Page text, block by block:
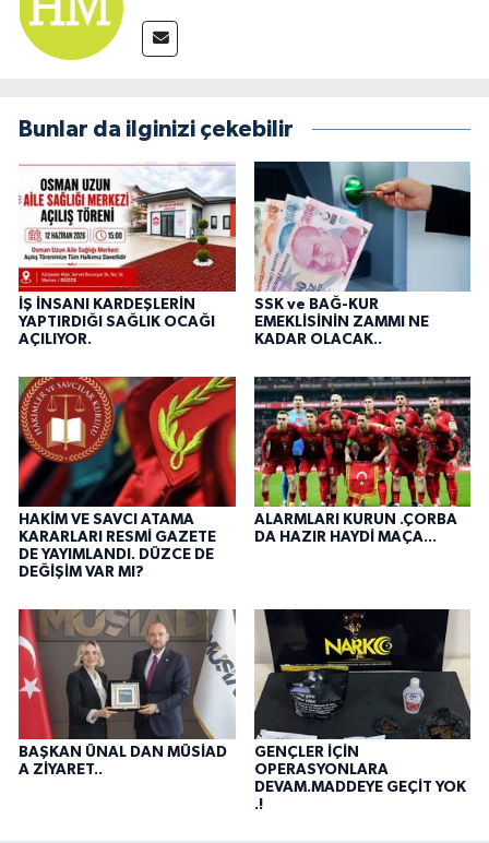
Bunlar da ilginizi çekebilir
İŞ İNSANI KARDEŞLERİN
YAPTIRDIĞI SAĞLIK OCAĞI
AÇILIYOR.
SSK ve BAĞ-KUR
EMEKLİSİNİN ZAMMI NE
KADAR OLACAK..
HAKİM VE SAVCI ATAMA
KARARLARI RESMİ GAZETE
DE YAYIMLANDI. DÜZCE DE
DEĞİŞİM VAR MI?
ALARMLARI KURUN .ÇORBA
DA HAZIR HAYDİ MAÇA...
BAŞKAN ÜNAL DAN MÜSİAD
A ZİYARET..
GENÇLER İÇİN
OPERASYONLARA
DEVAM.MADDEYE GEÇİT YOK
.!